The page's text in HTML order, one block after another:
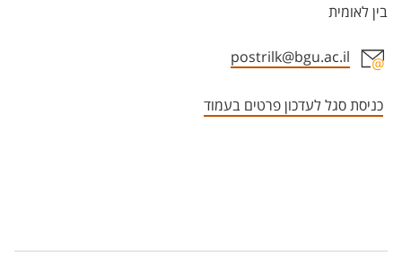
בין לאומית
postrilk@bgu.ac.il
כניסת סגל לעדכון פרטים בעמוד